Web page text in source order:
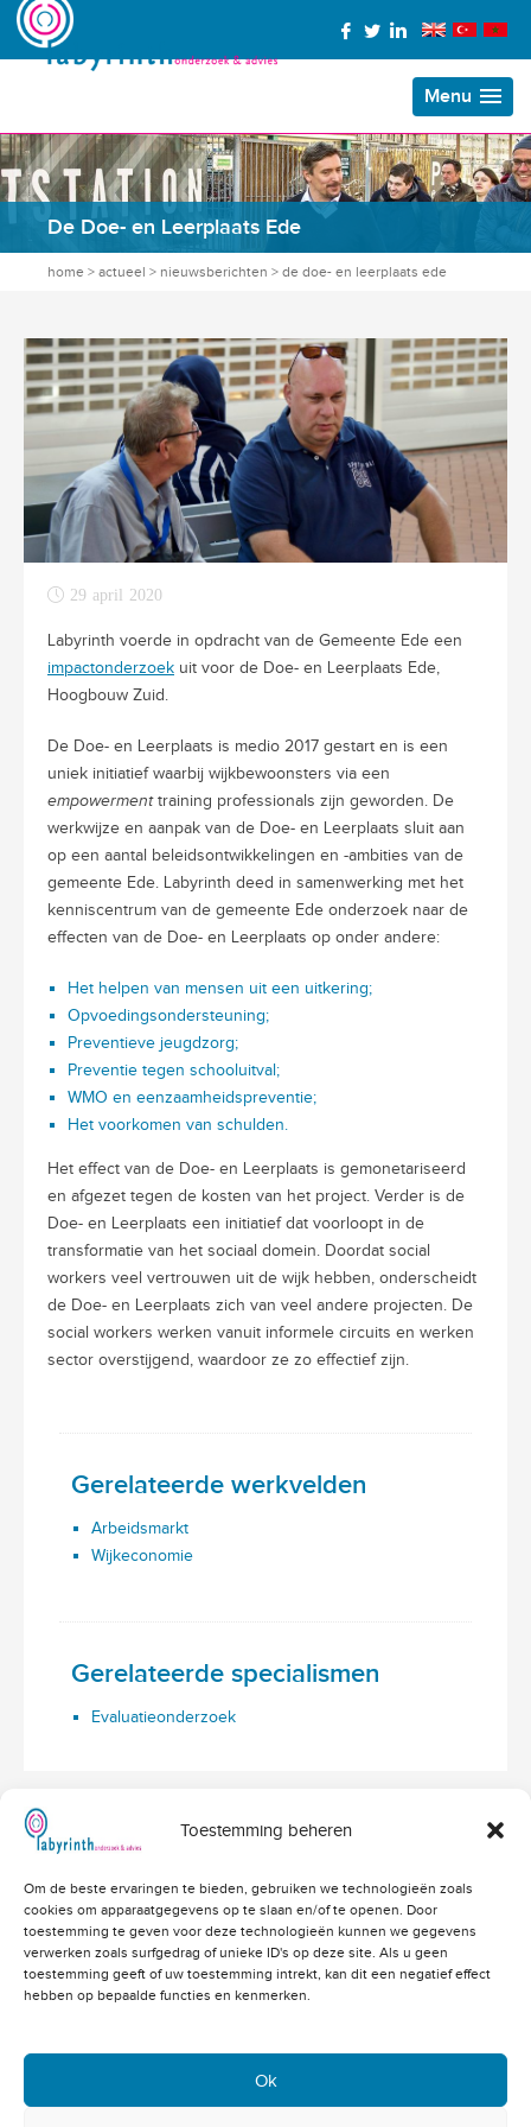
Toestemming beheren
Om de beste ervaringen te bieden, gebruiken we technologieën zoals
cookies om apparaatgegevens op te slaan en/of te openen. Door
toestemming te geven voor deze technologieën kunnen we gegevens
verwerken zoals surfgedrag of unieke ID's op deze site. Als u geen
toestemming geeft of uw toestemming intrekt, kan dit een negatief effect
hebben op bepaalde functies en kenmerken.
Ok
Menu
De Doe- en Leerplaats Ede
home > actueel > nieuwsberichten > de doe- en leerplaats ede
29 april 2020
Labyrinth voerde in opdracht van de Gemeente Ede een
impactonderzoek uit voor de Doe- en Leerplaats Ede,
Hoogbouw Zuid.
De Doe- en Leerplaats is medio 2017 gestart en is een
uniek initiatief waarbij wijkbewoonsters via een
empowermenttraining professionals zijn geworden. De
werkwijze en aanpak van de Doe- en Leerplaats sluit aan
op een aantal beleidsontwikkelingen en -ambities van de
gemeente Ede. Labyrinth deed in samenwerking met het
kenniscentrum van de gemeente Ede onderzoek naar de
effecten van de Doe- en Leerplaats op onder andere:
Het helpen van mensen uit een uitkering;
Opvoedingsondersteuning;
Preventieve jeugdzorg;
Preventie tegen schooluitval;
WMO en eenzaamheidspreventie;
Het voorkomen van schulden.
Het effect van de Doe- en Leerplaats is gemonetariseerd
en afgezet tegen de kosten van het project. Verder is de
Doe- en Leerplaats een initiatief dat voorloopt in de
transformatie van het sociaal domein. Doordat social
workers veel vertrouwen uit de wijk hebben, onderscheidt
de Doe- en Leerplaats zich van veel andere projecten. De
social workers werken vanuit informele circuits en werken
sector overstijgend, waardoor ze zo effectief zijn.
Gerelateerde werkvelden
Arbeidsmarkt
Wijkeconomie
Gerelateerde specialismen
Evaluatieonderzoek
Hoofdvestiging Labyrinth
Amerikalaan 203
3526 VD Utrechtinfo@labyrinthonderzoek.nl
bekijk op Google Maps
Telefoonnummers
Offertes: 030 - 760 07 82